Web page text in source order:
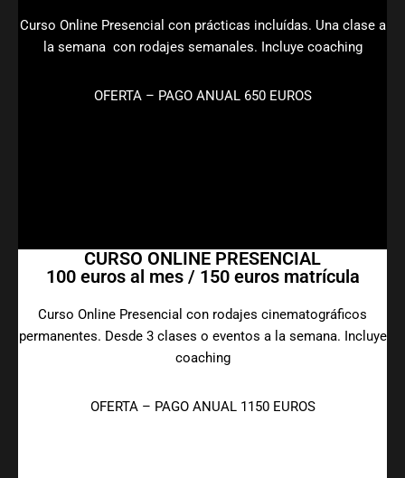
Curso Online Presencial con prácticas incluídas. Una clase a
la semana con rodajes semanales. Incluye coaching
OFERTA – PAGO ANUAL 650 EUROS
CURSO ONLINE PRESENCIAL
100 euros al mes / 150 euros matrícula
Curso Online Presencial con rodajes cinematográficos
permanentes. Desde 3 clases o eventos a la semana. Incluye
coaching
OFERTA – PAGO ANUAL 1150 EUROS